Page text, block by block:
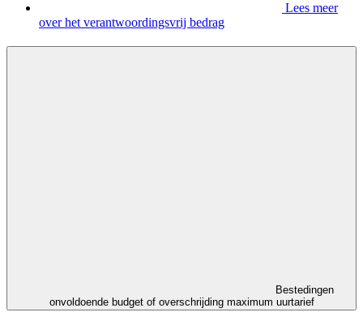
Lees meer
over het verantwoordingsvrij bedrag
Bestedingen
onvoldoende budget of overschrijding maximum uurtarief